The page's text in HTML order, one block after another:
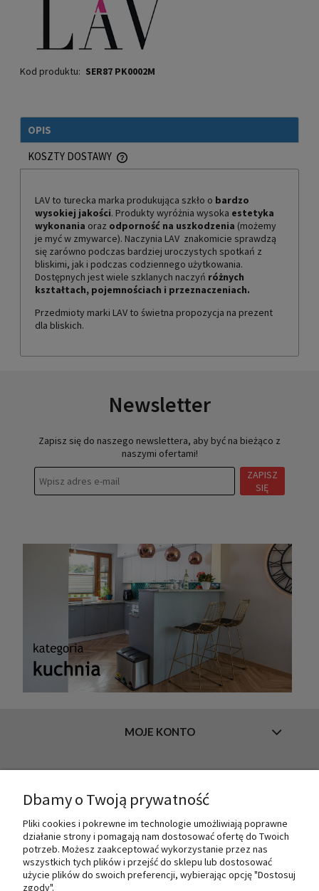
Kod produktu: SER87 PK0002M
OPIS
KOSZTY DOSTAWY
CENA NIE ZAWIERA EWENTUALNYCH KOSZTÓW PŁATNOŚCI
LAV to turecka marka produkująca szkło o bardzo
wysokiej jakości. Produkty wyróżnia wysoka estetyka
wykonania oraz odporność na uszkodzenia (możemy
je myć w zmywarce). Naczynia LAV znakomicie sprawdzą
się zarówno podczas bardziej uroczystych spotkań z
bliskimi, jak i podczas codziennego użytkowania.
Dostępnych jest wiele szklanych naczyń różnych
kształtach, pojemnościach i przeznaczeniach.
Przedmioty marki LAV to świetna propozycja na prezent
dla bliskich.
Newsletter
Zapisz się do naszego newslettera, aby być na bieżąco z
naszymi ofertami!
ZAPISZ
SIĘ
MOJE KONTO
O NAS
Dbamy o Twoją prywatność
Pliki cookies i pokrewne im technologie umożliwiają poprawne
działanie strony i pomagają nam dostosować ofertę do Twoich
potrzeb. Możesz zaakceptować wykorzystanie przez nas
wszystkich tych plików i przejść do sklepu lub dostosować
użycie plików do swoich preferencji, wybierając opcję "Dostosuj
zgody".